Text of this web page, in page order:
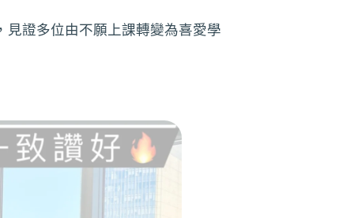
證多位由不願上課轉變為喜愛學